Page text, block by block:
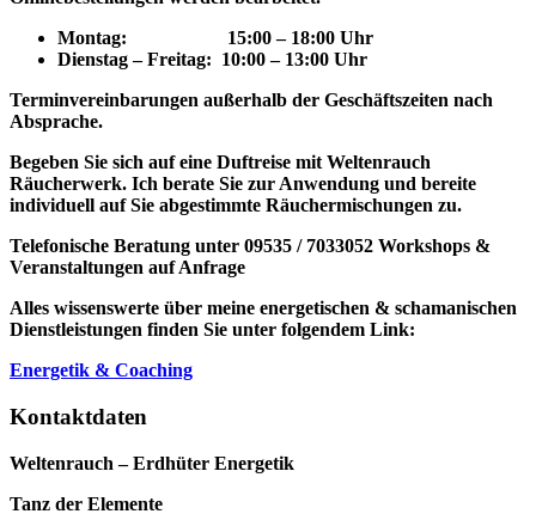
Montag: 15:00 – 18:00 Uhr
Dienstag – Freitag: 10:00 – 13:00 Uhr
Terminvereinbarungen außerhalb der Geschäftszeiten nach
Absprache.
Begeben Sie sich auf eine Duftreise mit Weltenrauch
Räucherwerk. Ich berate Sie zur Anwendung und bereite
individuell auf Sie abgestimmte Räuchermischungen zu.
Telefonische Beratung unter 09535 / 7033052 Workshops &
Veranstaltungen auf Anfrage
Alles wissenswerte über meine energetischen & schamanischen
Dienstleistungen finden Sie unter folgendem Link:
Energetik & Coaching
Kontaktdaten
Weltenrauch – Erdhüter Energetik
Tanz der Elemente